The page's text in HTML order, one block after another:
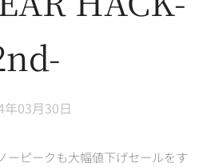
年03月30日
ーピークも大幅値下げセールをす